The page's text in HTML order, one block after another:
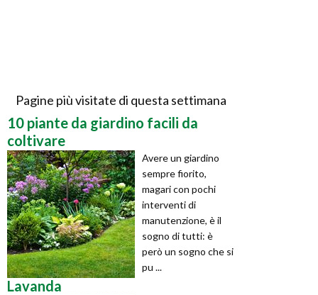
Pagine più visitate di questa settimana
10 piante da giardino facili da
coltivare
Avere un giardino
sempre fiorito,
magari con pochi
interventi di
manutenzione, è il
sogno di tutti: è
però un sogno che si
pu ...
Lavanda